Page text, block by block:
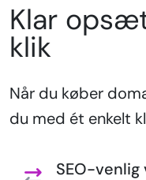
Klar
klik
Når du køber
du med ét enkelt
SEO-